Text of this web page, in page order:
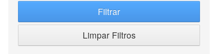
Filtrar
Limpar Filtros